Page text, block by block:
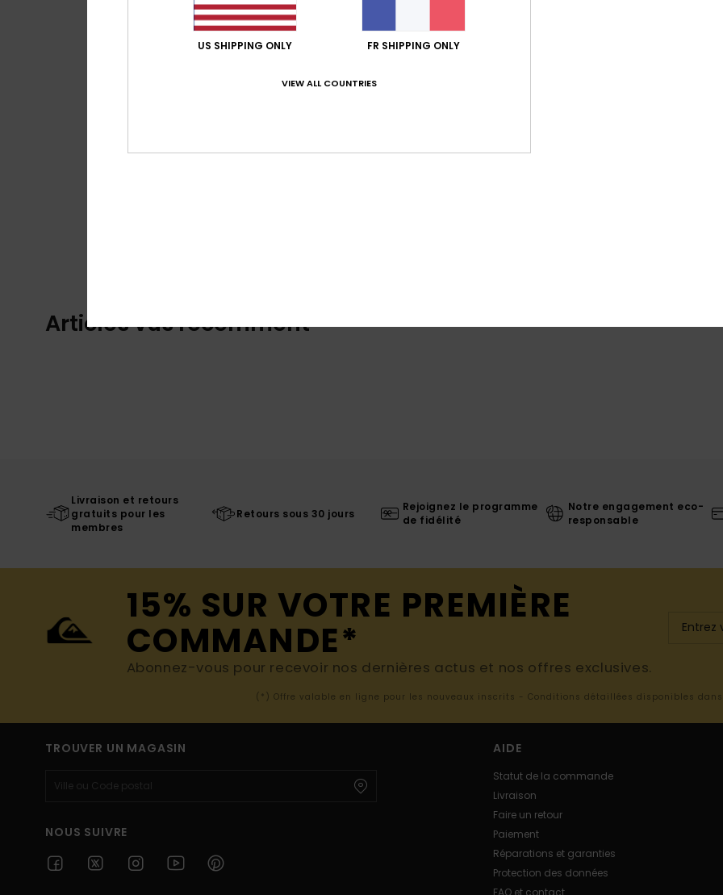
Articles vus récemment
Livraison et retours
gratuits pour les
membres
Retours sous 30 jours
Rejoignez le programme
de fidélité
Notre engagement eco-
responsable
15% SUR VOTRE PREMIÈRE
COMMANDE*
Abonnez-vous pour recevoir nos dernières actus et nos offres exclusives.
(*) Offre valable en ligne pour les nouveaux inscrits - Conditions détaillées disponibles
TROUVER UN MAGASIN
NOUS SUIVRE
AIDE
Statut de la commande
Livraison
Faire un retour
Paiement
Réparations et garanties
Protection des données
FAQ et contact
US SHIPPING ONLY FR SHIPPING ONLY
VIEW ALL COUNTRIES